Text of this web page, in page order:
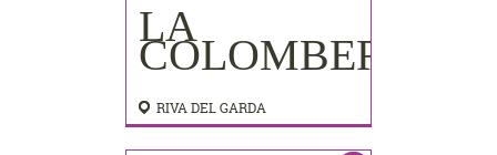
LA
COLOMBERA
RIVA DEL GARDA